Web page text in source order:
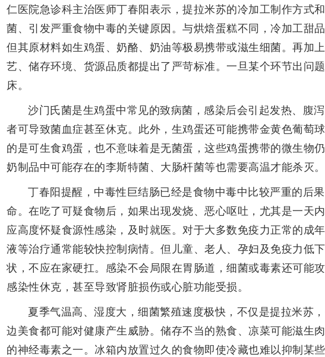
仁医院急诊科主治医师丁春阳表示，提拉米苏的冷加工制作方式
菌、引发严重食物中毒的关键原因。与烘焙蛋糕不同，冷加工甜
但其原材料如生鸡蛋、奶酪、奶油等极易携带或滋生细菌。再加
艺、储存环境、货源品质都提出了严苛标准。一旦某个环节出问
床。
沙门氏菌是生鸡蛋中常见的致病菌，感染后会引起发热、腹
者可导致菌血症甚至休克。此外，生鸡蛋还可能携带金黄色葡萄
的是可生食鸡蛋，也不意味着是无菌蛋，这些鸡蛋携带的微生物
奶制品中可能存在的李斯特菌、大肠杆菌等也需要高温才能杀灭。
丁春阳提醒，中毒性巨结肠已经是食物中毒中比较严重的后
命。在吃了可疑食物后，如果出现发烧、恶心呕吐，尤其是一天
应高度怀疑食源性感染，及时就医。对于大多数免疫力正常的成
液等治疗通常能较快控制病情。但儿童、老人、孕妇及免疫力低
状，不应在家硬扛。感染不会局限在胃肠道，细菌或毒素还可能
感染性休克，甚至导致肾脏损伤或心脏功能受损。
夏季气温高、湿度大，细菌繁殖速度极快，不仅是提拉米苏
边美食都可能对健康产生威胁。储存不当的熟食、凉菜可能滋生
的神经毒素之一。冰箱内放置过久的食物即使冷藏也难以抑制某